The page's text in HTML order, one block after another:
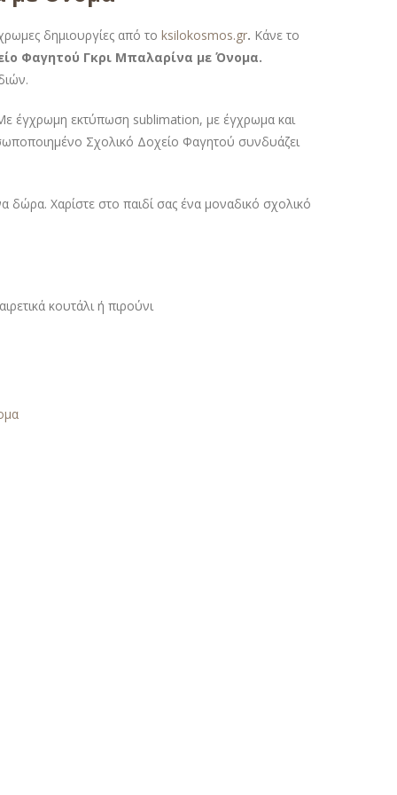
δημιουργίες από το ksilokosmos.gr. Κάνε το
Φαγητού Γκρι Μπαλαρίνα με Όνομα.
έγχρωμη εκτύπωση sublimation, με έγχρωμα και
Σχολικό Δοχείο Φαγητού συνδυάζει
Χαρίστε στο παιδί σας ένα μοναδικό σχολικό
κουτάλι ή πιρούνι